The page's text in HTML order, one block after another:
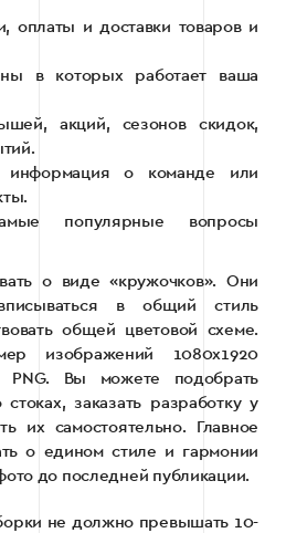
оплаты и доставки товаров и
в которых работает ваша
акций, сезонов скидок,
информация о команде или
популярные вопросы
о виде «кружочков». Они
в общий стиль
общей цветовой схеме.
изображений 1080х1920
PNG. Вы можете подобрать
заказать разработку у
их самостоятельно. Главное
о едином стиле и гармонии
до последней публикации.
не должно превышать 10-